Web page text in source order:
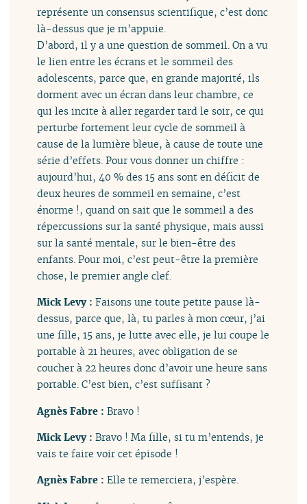
représente un consensus scientifique, c’est donc
là-dessus que je m’appuie.
D’abord, il y a une question de sommeil. On a vu
le lien entre les écrans et le sommeil des
adolescents, parce que, en grande majorité, ils
dorment avec un écran dans leur chambre, ce
qui les incite à aller regarder tard le soir, ce qui
perturbe fortement leur cycle de sommeil à
cause de la lumière bleue, à cause de toute une
série d’effets. Pour vous donner un chiffre :
aujourd’hui, 40 % des 15 ans sont en déficit de
deux heures de sommeil en semaine, c’est
énorme !, quand on sait que le sommeil a des
répercussions sur la santé physique, mais aussi
sur la santé mentale, sur le bien-être des
enfants. Pour moi, c’est peut-être la première
chose, le premier angle clef.
Mick Levy :Faisons une toute petite pause là-
dessus, parce que, là, tu parles à mon cœur, j’ai
une fille, 15 ans, je lutte avec elle, je lui coupe le
portable à 21 heures, avec obligation de se
coucher à 22 heures donc d’avoir une heure sans
portable. C’est bien, c’est suffisant ?
Agnès Fabre :Bravo !
Mick Levy :Bravo ! Ma fille, si tu m’entends, je
vais te faire voir cet épisode !
Agnès Fabre :Elle te remerciera, j’espère.